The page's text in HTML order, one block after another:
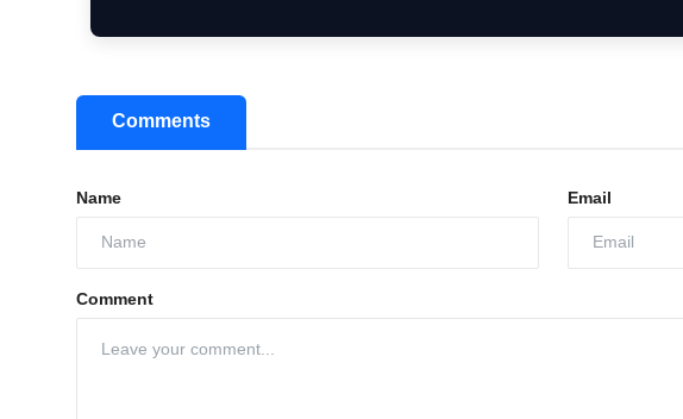
Comments
Name Email
Comment